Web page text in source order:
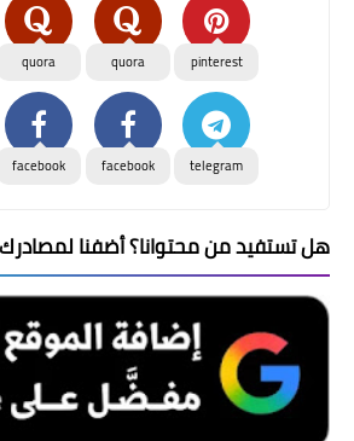
pinterest
quora
quora
telegram
facebook
facebook
هل تستفيد من محتوانا؟ أضفنا